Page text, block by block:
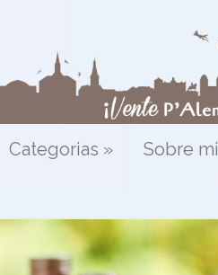
Categorias » Sobre mi